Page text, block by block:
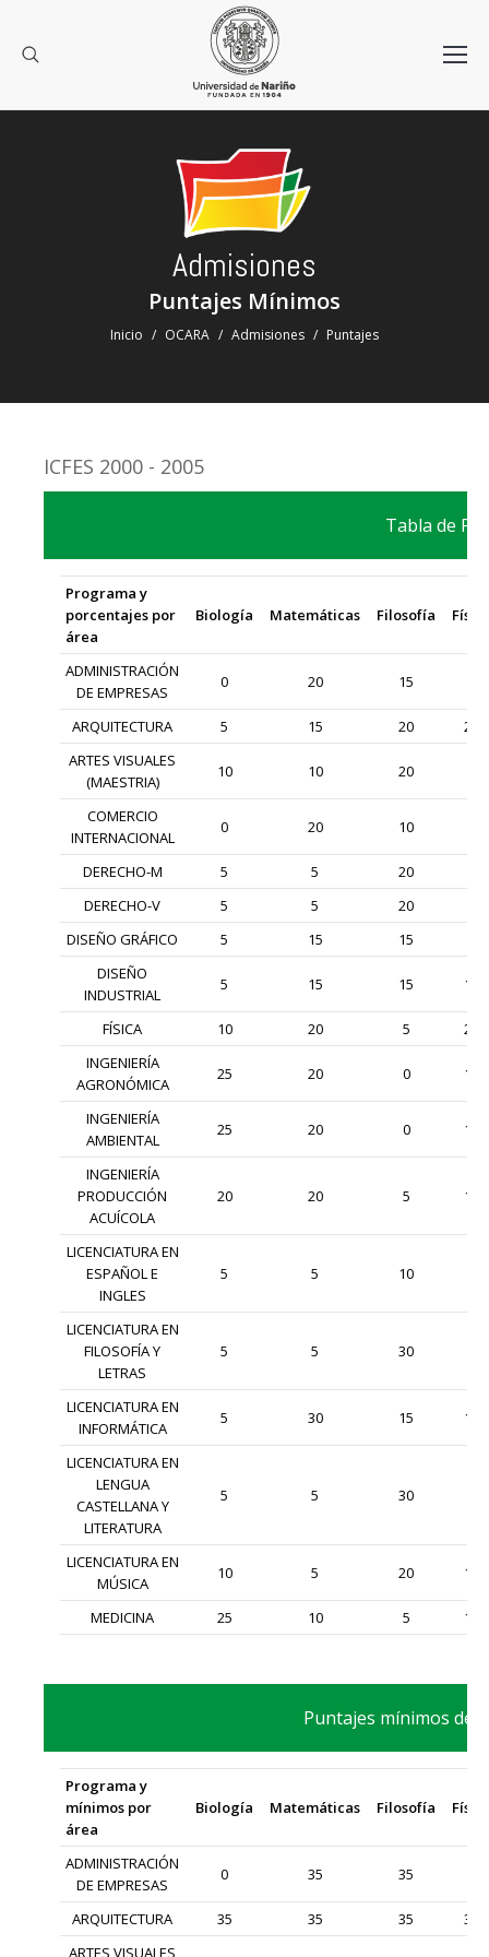
Admisiones
Puntajes Mínimos
Estás aquí:
Inicio OCARA Admisiones Puntajes
ICFES 2000 - 2005
Tabla de
Programa y
porcentajes por
área
Biología Matemáticas Filosofía
ADMINISTRACIÓN
DE EMPRESAS
0 20 15
ARQUITECTURA 5 15 20
20
ARTES VISUALES
(MAESTRIA)
10 10 20
COMERCIO
INTERNACIONAL
0 20 10
DERECHO-M 5 5 20
DERECHO-V
5 5 20
DISEÑO GRÁFICO
5 15 15
DISEÑO
INDUSTRIAL
5 15 15 15
FÍSICA 10 20 5
25
INGENIERÍA
AGRONÓMICA
25 20 0 10
INGENIERÍA
AMBIENTAL
25 20 0 10
INGENIERÍA
PRODUCCIÓN
ACUÍCOLA
20 20 5 10
LICENCIATURA EN
ESPAÑOL E
INGLES
5 5 10
LICENCIATURA EN
FILOSOFÍA Y
LETRAS
5 5 30
LICENCIATURA EN
INFORMÁTICA
5 30 15 10
LICENCIATURA EN
LENGUA
CASTELLANA Y
LITERATURA
5 5 30
LICENCIATURA EN
MÚSICA
10 5 20 10
MEDICINA 25 10 5 15
Puntajes mínimos de
Programa y
mínimos por
área
Biología Matemáticas Filosofía
ADMINISTRACIÓN
DE EMPRESAS
0 35 35
ARQUITECTURA 35 35 35
35
ARTES VISUALES